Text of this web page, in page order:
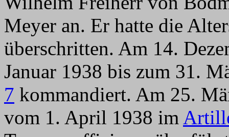
Meyer an. Er hatte die
überschritten. Am 14.
Januar 1938 bis zum 31.
7 kommandiert. Am 25.
vom 1. April 1938 im